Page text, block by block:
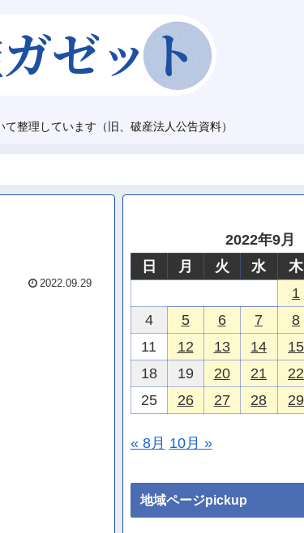
整理しています（旧、破産法人公告資料）
2022.09.29
2022年9月
日
月 火 水 木
1
4
5 6 7 8
11
12 13 14 15
18
19 20 21 22
25
26 27 28 29
« 8月 10月 »
地域ページpickup